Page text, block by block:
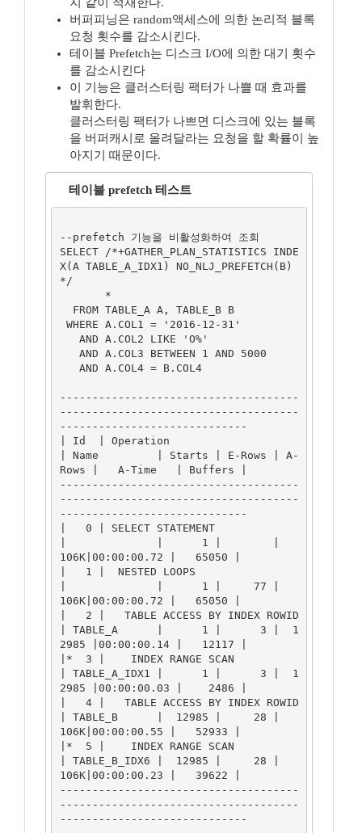
버퍼피닝은 random액세스에 의한 논리적 블록
요청 횟수를 감소시킨다.
테이블 Prefetch는 디스크 I/O에 의한 대기 횟수
를 감소시킨다
이 기능은 클러스터링 팩터가 나쁠 때 효과를
발휘한다.
클러스터링 팩터가 나쁘면 디스크에 있는 블록
을 버퍼캐시로 올려달라는 요청을 할 확률이 높
아지기 때문이다.
테이블 prefetch 테스트
--prefetch 기능을 비활성화하여 조회
SELECT /*+GATHER_PLAN_STATISTICS INDE
X(A TABLE_A_IDX1) NO_NLJ_PREFETCH(B)
*/
-------------------------------------
-------------------------------------
-----------------------------
| Id  | Operation
| Name         | Starts | E-Rows | A-
Rows |   A-Time   | Buffers |
-------------------------------------
-------------------------------------
-----------------------------
|   0 | SELECT STATEMENT
|              |      1 |        |
106K|00:00:00.72 |   65050 |
|   1 |  NESTED LOOPS
|              |      1 |     77 |
106K|00:00:00.72 |   65050 |
|   2 |   TABLE ACCESS BY INDEX ROWID
| TABLE_A      |      1 |      3 |  1
2985 |00:00:00.14 |   12117 |
|*  3 |    INDEX RANGE SCAN
| TABLE_A_IDX1 |      1 |      3 |  1
2985 |00:00:00.03 |    2486 |
|   4 |   TABLE ACCESS BY INDEX ROWID
| TABLE_B      |  12985 |     28 |
106K|00:00:00.55 |   52933 |
|*  5 |    INDEX RANGE SCAN
| TABLE_B_IDX6 |  12985 |     28 |
106K|00:00:00.23 |   39622 |
-------------------------------------
-------------------------------------
-----------------------------